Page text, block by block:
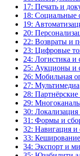
17: Печать и
18: Социальные
19:
20:
22: Возвраты и
23: Цифровые
24: Логистика и
25: Аукционы и
26: Мобильная
27: Мультимедиа
28:
29:
30: Локализация
31: Формы и
32: Навигация и
33:
34: Экспорт и